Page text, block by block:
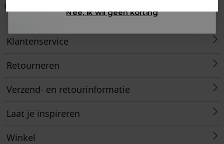
Betaal achteraf met
is morgen in huis!*
ons met een 9,6!
Klantenservice
Retourneren
Verzend- en retourinformatie
Laat je inspireren
Winkel
Nee, ik wil geen korting